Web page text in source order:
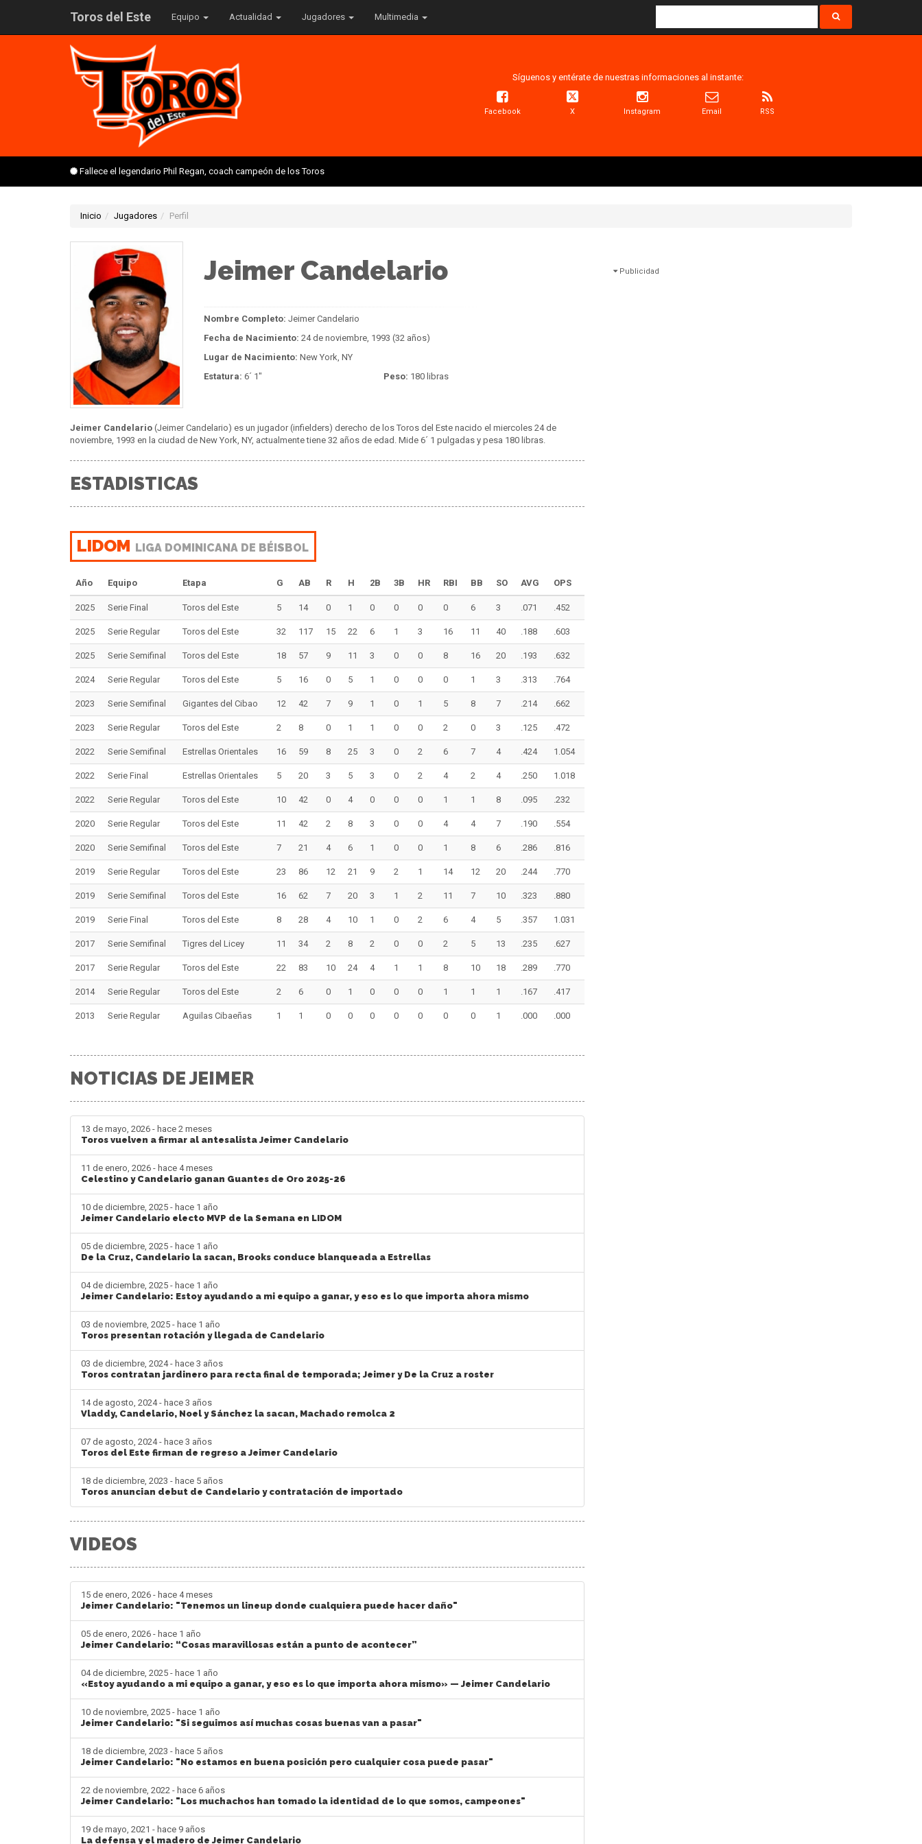
Toros del Este Equipo Actualidad Jugadores Multimedia
Síguenos y entérate de nuestras informaciones al instante:
Facebook X Instagram Email RSS
Fallece el legendario Phil Regan, coach campeón de los Toros
Inicio Jugadores Perfil
Jeimer Candelario
Nombre Completo: Jeimer Candelario
Fecha de Nacimiento: 24 de noviembre, 1993 (32 años)
Lugar de Nacimiento: New York, NY
Estatura: 6´ 1" Peso: 180 libras
Jeimer Candelario (Jeimer Candelario) es un jugador (infielders) derecho de los Toros del Este nacido el miercoles 24 de
noviembre, 1993 en la ciudad de New York, NY, actualmente tiene 32 años de edad. Mide 6´ 1 pulgadas y pesa 180 libras.
ESTADISTICAS
LIDOM LIGA DOMINICANA DE BÉISBOL
Año Equipo Etapa G AB R H 2B 3B HR RBI BB SO AVG OPS
2025 Serie Final Toros del Este 5 14 0 1 0 0 0 0 6 3 .071 .452
2025 Serie Regular Toros del Este 32 117 15 22 6 1 3 16 11 40 .188 .603
2025 Serie Semifinal Toros del Este 18 57 9 11 3 0 0 8 16 20 .193 .632
2024 Serie Regular Toros del Este 5 16 0 5 1 0 0 0 1 3 .313 .764
2023 Serie Semifinal Gigantes del Cibao 12 42 7 9 1 0 1 5 8 7 .214 .662
2023 Serie Regular Toros del Este 2 8 0 1 1 0 0 2 0 3 .125 .472
2022 Serie Semifinal Estrellas Orientales 16 59 8 25 3 0 2 6 7 4 .424 1.054
2022 Serie Final Estrellas Orientales 5 20 3 5 3 0 2 4 2 4 .250 1.018
2022 Serie Regular Toros del Este 10 42 0 4 0 0 0 1 1 8 .095 .232
2020 Serie Regular Toros del Este 11 42 2 8 3 0 0 4 4 7 .190 .554
2020 Serie Semifinal Toros del Este 7 21 4 6 1 0 0 1 8 6 .286 .816
2019 Serie Regular Toros del Este 23 86 12 21 9 2 1 14 12 20 .244 .770
2019 Serie Semifinal Toros del Este 16 62 7 20 3 1 2 11 7 10 .323 .880
2019 Serie Final Toros del Este 8 28 4 10 1 0 2 6 4 5 .357 1.031
2017 Serie Semifinal Tigres del Licey 11 34 2 8 2 0 0 2 5 13 .235 .627
2017 Serie Regular Toros del Este 22 83 10 24 4 1 1 8 10 18 .289 .770
2014 Serie Regular Toros del Este 2 6 0 1 0 0 0 1 1 1 .167 .417
2013 Serie Regular Aguilas Cibaeñas 1 1 0 0 0 0 0 0 0 1 .000 .000
NOTICIAS DE JEIMER
13 de mayo, 2026 - hace 2 meses
Toros vuelven a firmar al antesalista Jeimer Candelario
11 de enero, 2026 - hace 4 meses
Celestino y Candelario ganan Guantes de Oro 2025-26
10 de diciembre, 2025 - hace 1 año
Jeimer Candelario electo MVP de la Semana en LIDOM
05 de diciembre, 2025 - hace 1 año
De la Cruz, Candelario la sacan, Brooks conduce blanqueada a Estrellas
04 de diciembre, 2025 - hace 1 año
Jeimer Candelario: Estoy ayudando a mi equipo a ganar, y eso es lo que importa ahora mismo
03 de noviembre, 2025 - hace 1 año
Toros presentan rotación y llegada de Candelario
03 de diciembre, 2024 - hace 3 años
Toros contratan jardinero para recta final de temporada; Jeimer y De la Cruz a roster
14 de agosto, 2024 - hace 3 años
Vladdy, Candelario, Noel y Sánchez la sacan, Machado remolca 2
07 de agosto, 2024 - hace 3 años
Toros del Este firman de regreso a Jeimer Candelario
18 de diciembre, 2023 - hace 5 años
Toros anuncian debut de Candelario y contratación de importado
VIDEOS
15 de enero, 2026 - hace 4 meses
Jeimer Candelario: "Tenemos un lineup donde cualquiera puede hacer daño"
05 de enero, 2026 - hace 1 año
Jeimer Candelario: “Cosas maravillosas están a punto de acontecer”
04 de diciembre, 2025 - hace 1 año
«Estoy ayudando a mi equipo a ganar, y eso es lo que importa ahora mismo» — Jeimer Candelario
10 de noviembre, 2025 - hace 1 año
Jeimer Candelario: "Si seguimos así muchas cosas buenas van a pasar"
18 de diciembre, 2023 - hace 5 años
Jeimer Candelario: "No estamos en buena posición pero cualquier cosa puede pasar"
22 de noviembre, 2022 - hace 6 años
Jeimer Candelario: "Los muchachos han tomado la identidad de lo que somos, campeones"
19 de mayo, 2021 - hace 9 años
La defensa y el madero de Jeimer Candelario
Publicidad